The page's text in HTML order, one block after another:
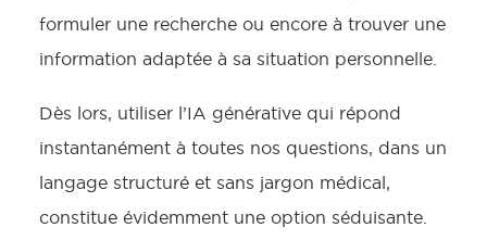
formuler une recherche ou encore à trouver une
information adaptée à sa situation personnelle.
Dès lors, utiliser l’IA générative qui répond
instantanément à toutes nos questions, dans un
langage structuré et sans jargon médical,
constitue évidemment une option séduisante.